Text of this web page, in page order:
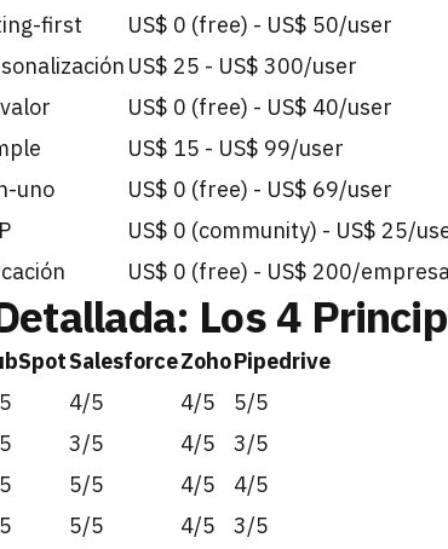
first US$ 0 (free) - US$ 50/user
US$ 25 - US$ 300/user
US$ 0 (free) - US$ 40/user
US$ 15 - US$ 99/user
uno US$ 0 (free) - US$ 69/user
US$ 0 (community) - US$ 25/
US$ 0 (free) - US$ 200/
Los 4
SalesforceZohoPipedrive
4/5 4/5
5/5
3/5 4/5
3/5
5/5 4/5
4/5
5/5 4/5
3/5